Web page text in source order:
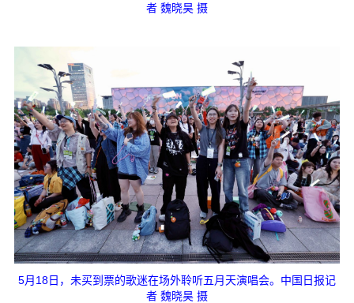
者 魏晓昊 摄
5月18日，未买到票的歌迷在场外聆听五月天演唱会。中国日报记
者 魏晓昊 摄